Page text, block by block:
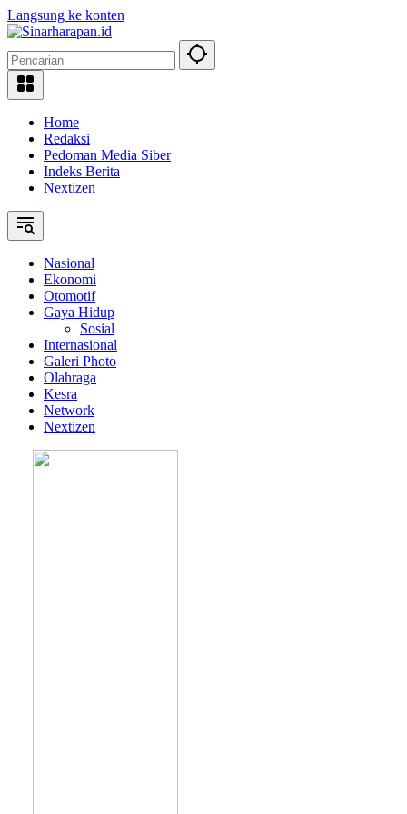
Langsung ke konten
Home
Redaksi
Pedoman Media Siber
Indeks Berita
Nextizen
Nasional
Ekonomi
Otomotif
Gaya Hidup
Sosial
Internasional
Galeri Photo
Olahraga
Kesra
Network
Nextizen